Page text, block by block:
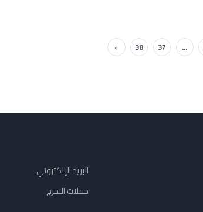
...
37
38
›
البريد الإلكتروني
حفلات التخرج